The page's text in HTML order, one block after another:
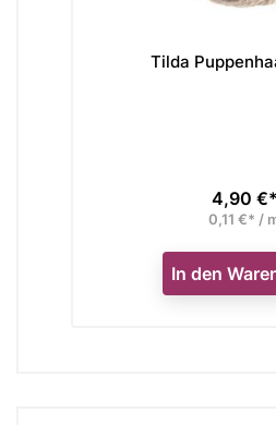
Tilda
Preis
4,90 €*
0,11 €* /
In den